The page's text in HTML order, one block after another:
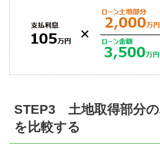
STEP3 土地取得部分
を比較する